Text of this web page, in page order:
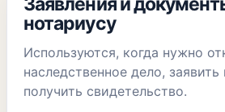
нотариусу
Используются, когда нужно
наследственное дело, заявить
получить свидетельство.